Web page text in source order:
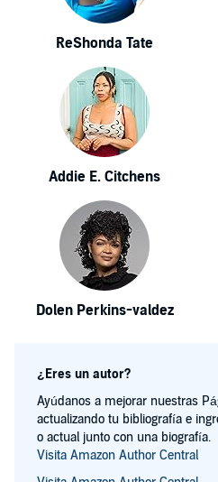
ReShonda Tate
Addie E. Citchens
Dolen Perkins-valdez
¿Eres un autor?
Ayúdanos a mejorar nuestras
actualizando tu bibliografía e
o actual junto con una biografía.
Visita Amazon Author Central